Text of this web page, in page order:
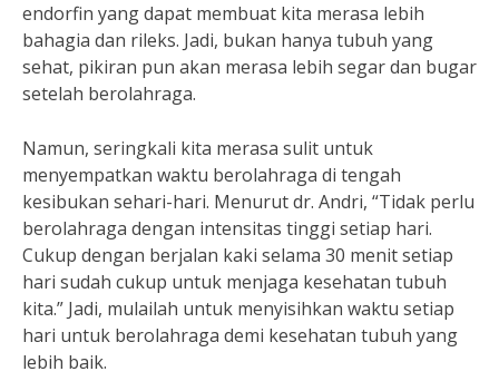
endorfin yang dapat membuat kita merasa lebih
bahagia dan rileks. Jadi, bukan hanya tubuh yang
sehat, pikiran pun akan merasa lebih segar dan bugar
setelah berolahraga.
Namun, seringkali kita merasa sulit untuk
menyempatkan waktu berolahraga di tengah
kesibukan sehari-hari. Menurut dr. Andri, “Tidak perlu
berolahraga dengan intensitas tinggi setiap hari.
Cukup dengan berjalan kaki selama 30 menit setiap
hari sudah cukup untuk menjaga kesehatan tubuh
kita.” Jadi, mulailah untuk menyisihkan waktu setiap
hari untuk berolahraga demi kesehatan tubuh yang
lebih baik.